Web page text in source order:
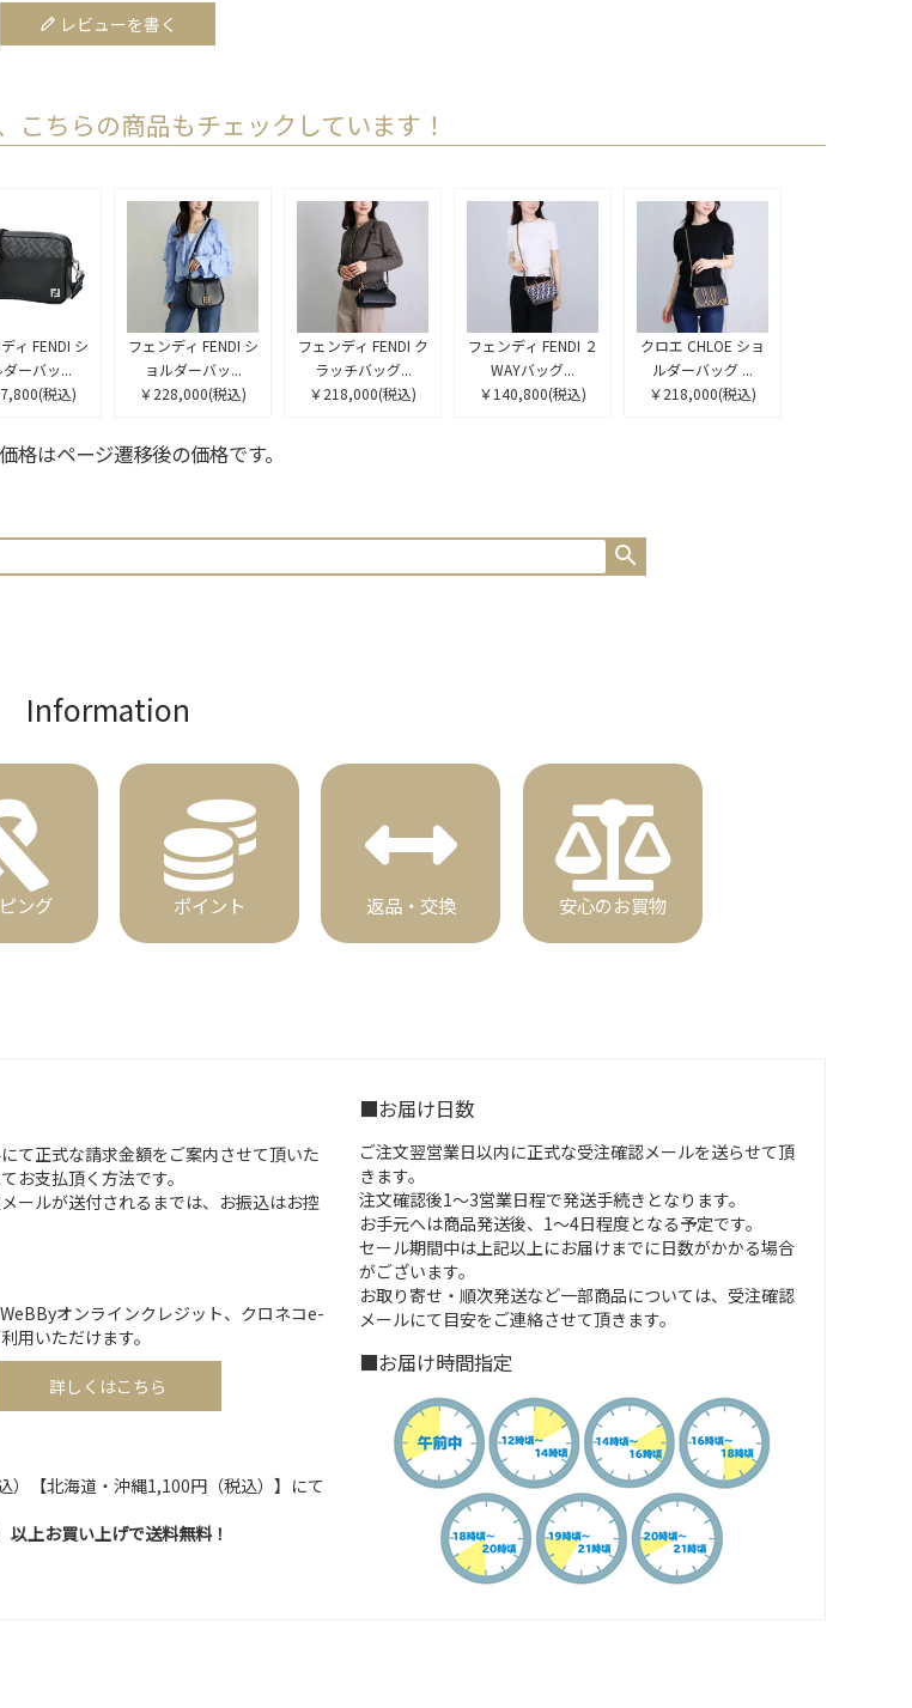
レビューを書く
こちらの商品もチェックしています！
ィ FENDI シ
ダーバッ...
(税込)
フェンディ FENDI シ
ョルダーバッ...
￥228,000(税込)
フェンディ FENDI ク
ラッチバッグ...
￥218,000(税込)
フェンディ FENDI ２
WAYバッグ...
￥140,800(税込)
クロエ CHLOE ショ
ルダーバッグ ...
￥218,000(税込)
はページ遷移後の価格です。
Information
ング ポイント 返品・交換 安心のお買物
て正式な請求金額をご案内させて頂いた
お支払頂く方法です。
ールが送付されるまでは、お振込はお控
オンラインクレジット、クロネコe-
用いただけます。
詳しくはこちら
）【北海道・沖縄1,100円（税込）】にて
以上お買い上げで送料無料！
■お届け日数
ご注文翌営業日以内に正式な受注確認メールを送らせて頂
きます。
注文確認後1～3営業日程で発送手続きとなります。
お手元へは商品発送後、1～4日程度となる予定です。
セール期間中は上記以上にお届けまでに日数がかかる場合
がございます。
お取り寄せ・順次発送など一部商品については、受注確認
メールにて目安をご連絡させて頂きます。
■お届け時間指定